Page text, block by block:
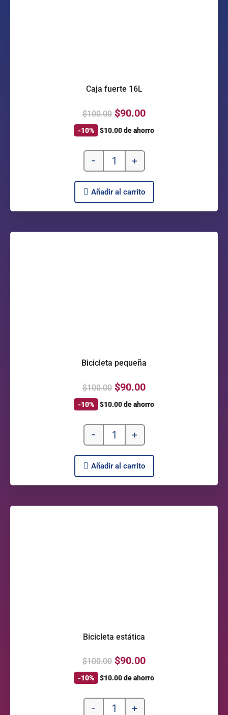
Caja fuerte 16L
$100.00 $90.00
-10% $10.00de ahorro
- +
Añadir al carrito
Bicicleta pequeña
$100.00 $90.00
-10% $10.00de ahorro
- +
Añadir al carrito
Bicicleta estática
$100.00 $90.00
-10% $10.00de ahorro
- +